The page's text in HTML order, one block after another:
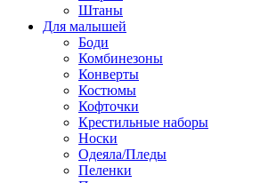
Штаны
Для малышей
Боди
Комбинезоны
Конверты
Костюмы
Кофточки
Крестильные наборы
Носки
Одеяла/Пледы
Пеленки